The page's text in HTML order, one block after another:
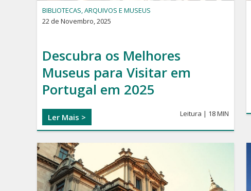
BIBLIOTECAS, ARQUIVOS E MUSEUS
22 de Novembro, 2025
Descubra os Melhores
Museus para Visitar em
Portugal em 2025
Ler Mais > Leitura | 18 MIN